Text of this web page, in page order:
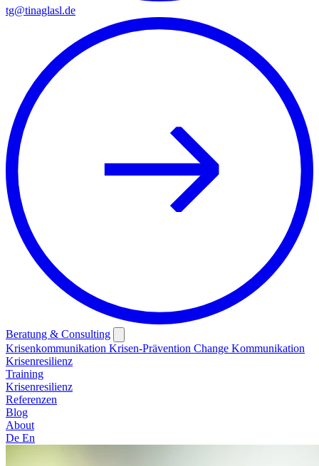
tg@tinaglasl.de
Beratung & Consulting
Krisenkommunikation Krisen-Prävention Change Kommunikation
Krisenresilienz
Training
Krisenresilienz
Referenzen
Blog
About
De En